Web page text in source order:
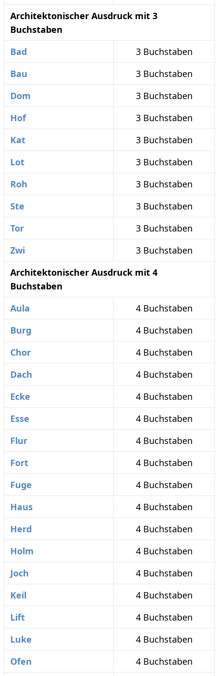
Architektonischer Ausdruck mit 3
Buchstaben
Bad
3 Buchstaben
Bau
3 Buchstaben
Dom
3 Buchstaben
Hof
3 Buchstaben
Kat
3 Buchstaben
Lot
3 Buchstaben
Roh
3 Buchstaben
Ste
3 Buchstaben
Tor
3 Buchstaben
Zwi
3 Buchstaben
Architektonischer Ausdruck mit 4
Buchstaben
Aula
4 Buchstaben
Burg
4 Buchstaben
Chor
4 Buchstaben
Dach
4 Buchstaben
Ecke
4 Buchstaben
Esse
4 Buchstaben
Flur
4 Buchstaben
Fort
4 Buchstaben
Fuge
4 Buchstaben
Haus
4 Buchstaben
Herd
4 Buchstaben
Holm
4 Buchstaben
Joch
4 Buchstaben
Keil
4 Buchstaben
Lift
4 Buchstaben
Luke
4 Buchstaben
Ofen
4 Buchstaben